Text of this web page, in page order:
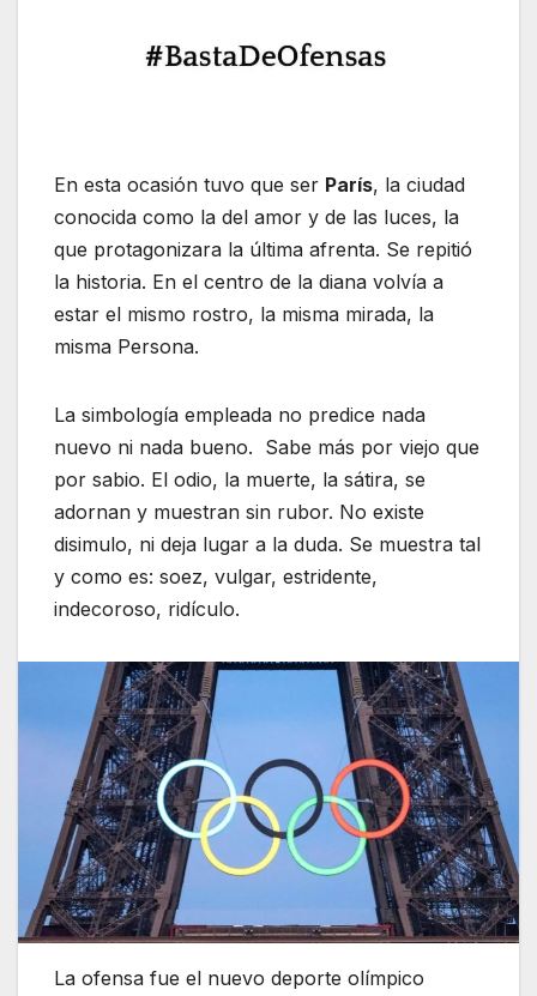
En esta ocasión tuvo que ser París, la ciudad
conocida como la del amor y de las luces, la
que protagonizara la última afrenta. Se repitió
la historia. En el centro de la diana volvía a
estar el mismo rostro, la misma mirada, la
misma Persona.
La simbología empleada no predice nada
nuevo ni nada bueno. Sabe más por viejo que
por sabio. El odio, la muerte, la sátira, se
adornan y muestran sin rubor. No existe
disimulo, ni deja lugar a la duda. Se muestra tal
y como es: soez, vulgar, estridente,
indecoroso, ridículo.
La ofensa fue el nuevo deporte olímpico